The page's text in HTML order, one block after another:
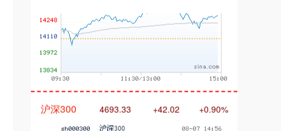
沪深300 4693.33 +42.02 +0.90%